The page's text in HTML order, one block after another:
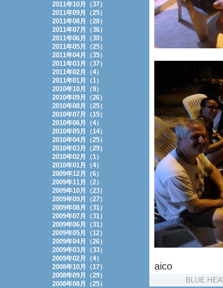
aico
BLUE
2011年10月（37）
2011年09月（25）
2011年08月（28）
2011年07月（36）
2011年06月（30）
2011年05月（25）
2011年04月（35）
2011年03月（37）
2011年02月（4）
2011年01月（1）
2010年10月（9）
2010年09月（26）
2010年08月（25）
2010年07月（15）
2010年06月（4）
2010年05月（14）
2010年04月（25）
2010年03月（29）
2010年02月（1）
2010年01月（4）
2009年12月（6）
2009年11月（2）
2009年10月（23）
2009年09月（27）
2009年08月（31）
2009年07月（31）
2009年06月（31）
2009年05月（12）
2009年04月（26）
2009年03月（33）
2009年02月（4）
2008年10月（17）
2008年09月（29）
2008年08月（25）